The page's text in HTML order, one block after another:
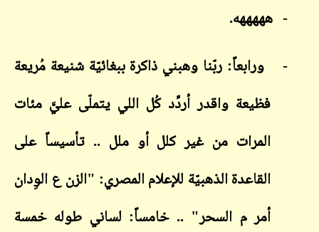
- هههههه.
-
ورابعاً: ربّنا وهبني ذاكرة ببغائيّة شنيعة مُريعة
فظيعة واقدر أردِّد كُل اللي يتملّى عليَّ مئات
المرات من غير كلل أو ملل .. تأسيساً على
القاعدة الذهبيّة للإعلام المصري: "الزن ع الوِدان
أمر م السحر" .. خامساً: لساني طوله خمسة